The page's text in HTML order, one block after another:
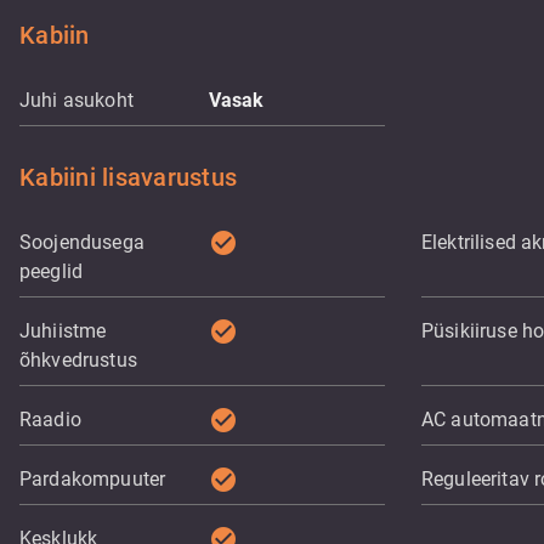
Kabiin
Juhi asukoht Vasak
Kabiini lisavarustus
Soojendusega
peeglid
check_circle Elektrilised
Juhiistme
õhkvedrustus
check_circle Püsikiiruse
Raadio check_circle AC
Pardakompuuter check_circle Reguleeritav
Kesklukk